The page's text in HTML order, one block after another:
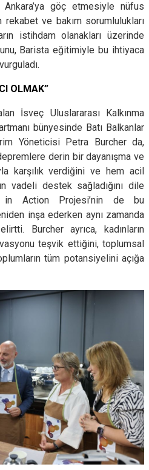
göç etmesiyle nüfus
rekabet ve bakım sorumlulukları
istihdam olanakları üzerinde
Barista eğitimiyle bu ihtiyaca
OLMAK”
İsveç Uluslararası Kalkınma
bünyesinde Batı Balkanlar
Yöneticisi Petra Burcher da,
derin bir dayanışma ve
karşılık verdiğini ve hem acil
vadeli destek sağladığını dile
in Action Projesi’nin de bu
inşa ederken aynı zamanda
Burcher ayrıca, kadınların
teşvik ettiğini, toplumsal
tüm potansiyelini açığa